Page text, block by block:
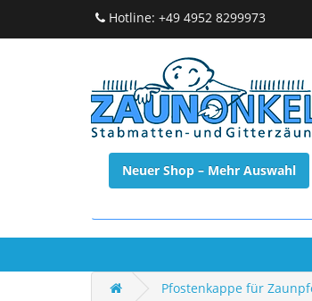
Hotline: +49 4952 8299973
Neuer Shop – Mehr Auswahl
Pfostenkappe für